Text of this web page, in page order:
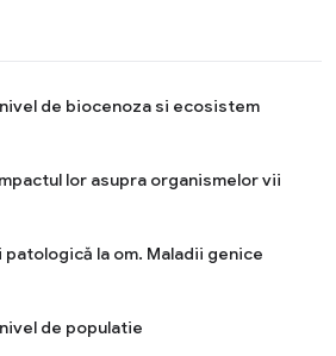
de biocenoza si ecosistem
lor asupra organismelor vii
la om. Maladii genice
de populatie